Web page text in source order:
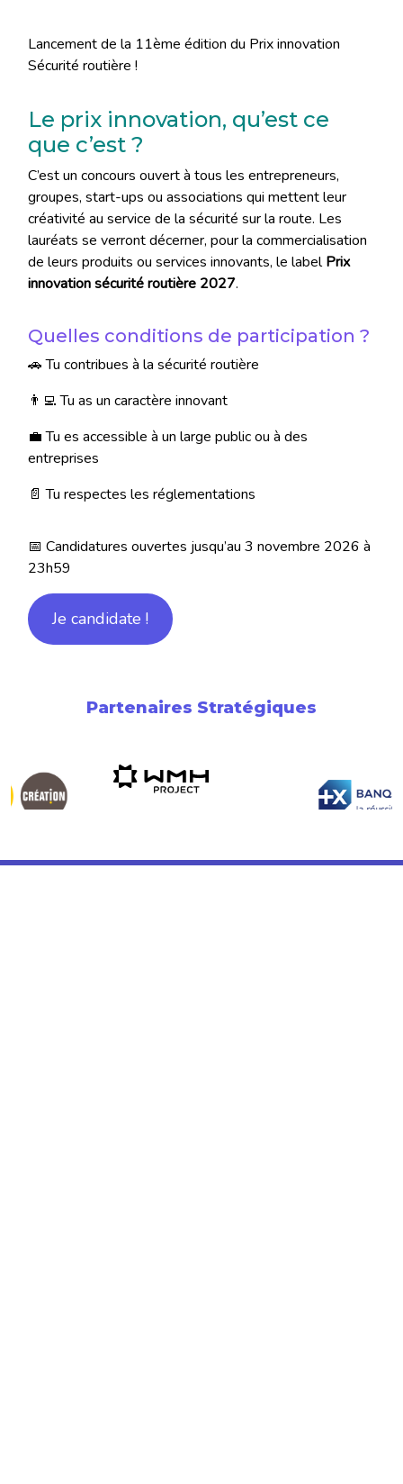
Lancement de la 11ème édition du Prix innovation
Sécurité routière !
Le prix innovation, qu’est ce
que c’est ?
C’est un concours ouvert à tous les entrepreneurs,
groupes, start-ups ou associations qui mettent leur
créativité au service de la sécurité sur la route. Les
lauréats se verront décerner, pour la commercialisation
de leurs produits ou services innovants, le labelPrix
innovation sécurité routière 2027.
Quelles conditions de participation ?
🚗 Tu contribues à la sécurité routière
👨‍💻 Tu as un caractère innovant
💼 Tu es accessible à un large public ou à des
entreprises
📄 Tu respectes les réglementations
📅 Candidatures ouvertes jusqu’au 3 novembre 2026 à
23h59
Je candidate !
Partenaires Stratégiques